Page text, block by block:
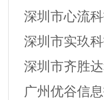
深圳市心流
深圳市实玖
深圳市齐胜
广州优谷信